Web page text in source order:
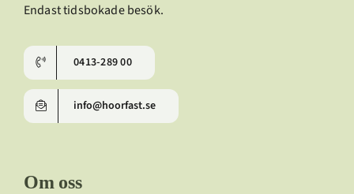
Endast tidsbokade besök.
0413-289 00
info@hoorfast.se
Om oss